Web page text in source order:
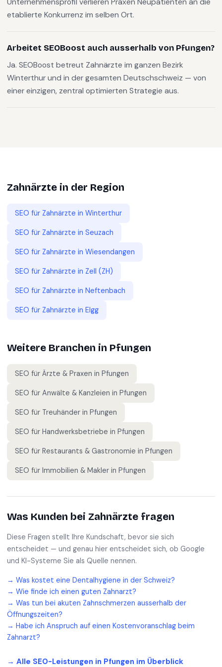
etablierte Konkurrenz im selben Ort.
Arbeitet SEOBoost auch ausserhalb von Pfungen?
Ja. SEOBoost betreut Zahnärzte im ganzen Bezirk
Winterthur und in der gesamten Deutschschweiz — von
einer einzigen, zentral optimierten Strategie aus.
Zahnärzte in der Region
SEO für Zahnärzte in Winterthur
SEO für Zahnärzte in Seuzach
SEO für Zahnärzte in Wiesendangen
SEO für Zahnärzte in Zell (ZH)
SEO für Zahnärzte in Neftenbach
SEO für Zahnärzte in Elgg
Weitere Branchen in Pfungen
SEO für Ärzte & Praxen in Pfungen
SEO für Anwälte & Kanzleien in Pfungen
SEO für Treuhänder in Pfungen
SEO für Handwerksbetriebe in Pfungen
SEO für Restaurants & Gastronomie in Pfungen
SEO für Immobilien & Makler in Pfungen
Was Kunden bei Zahnärzte fragen
Diese Fragen stellt Ihre Kundschaft, bevor sie sich
entscheidet — und genau hier entscheidet sich, ob Google
und KI-Systeme Sie als Quelle nennen.
→ Was kostet eine Dentalhygiene in der Schweiz?
→ Wie finde ich einen guten Zahnarzt?
→ Was tun bei akuten Zahnschmerzen ausserhalb der
Öffnungszeiten?
→ Habe ich Anspruch auf einen Kostenvoranschlag beim
Zahnarzt?
→ Alle SEO-Leistungen in Pfungen im Überblick